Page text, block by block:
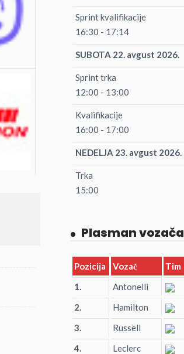
Sprint kvalifikacije
16:30 - 17:14
SUBOTA 22. avgust 2026.
Sprint trka
12:00 - 13:00
Kvalifikacije
16:00 - 17:00
NEDELJA 23. avgust 2026.
Trka
15:00
Plasman vozača
Pozicija Vozač Tim
1.
Antonelli
2.
Hamilton
3.
Russell
4.
Leclerc